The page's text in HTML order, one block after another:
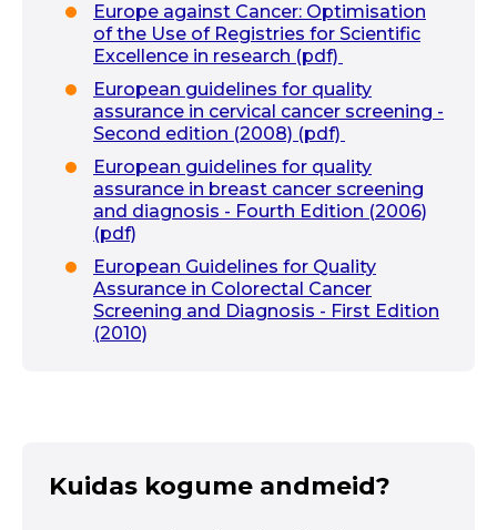
Europe against Cancer: Optimisation
of the Use of Registries for Scientific
Excellence in research (pdf)
European guidelines for quality
assurance in cervical cancer screening -
Second edition (2008) (pdf)
European guidelines for quality
assurance in breast cancer screening
and diagnosis - Fourth Edition (2006)
(pdf)
European Guidelines for Quality
Assurance in Colorectal Cancer
Screening and Diagnosis - First Edition
(2010)
Kuidas kogume andmeid?